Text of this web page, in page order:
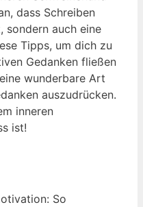
dass Schreiben
sondern auch eine
Tipps, um dich zu
Gedanken fließen
wunderbare Art
auszudrücken.
inneren
ist!
So